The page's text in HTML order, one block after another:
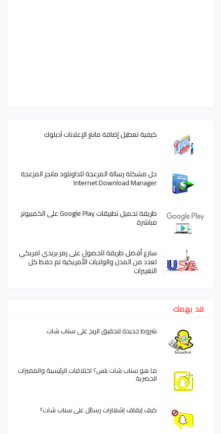
كيفية تعطيل إضافة مانع الإعلانات آدبلوك
حل مشكلة رسالة المزعجة للداونلود مانجر المزعجة
Internet Download Manager
طريقة تحميل تطبيقات Google Play على الكمبيوتر
مباشرة
سارع أفضل طريقة للحصول على رمز بريدي امريكي
لعدد من المدن والولايات الأمريكية تم حفظ كل
التغييرات
قد يهمك
شروط جديدة لتحقيق الربح على سناب شات
ما هو سناب شات بلس؟ اختلافات الرئيسية والمميزات
الحصرية
كيف إيقاف إشعارات رسائل على سناب شات؟